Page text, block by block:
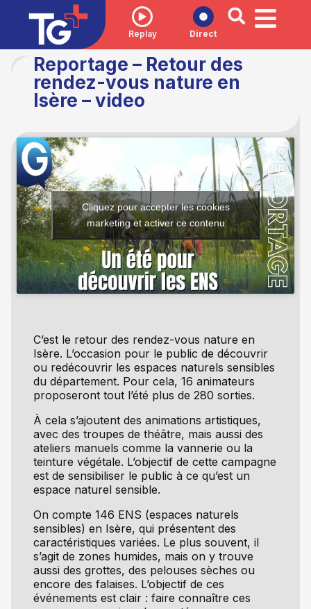
Replay Direct
Reportage – Retour des
rendez-vous nature en
Isère – video
C’est le retour des rendez-vous nature en
Isère. L’occasion pour le public de découvrir
ou redécouvrir les espaces naturels sensibles
du département. Pour cela, 16 animateurs
proposeront tout l’été plus de 280 sorties.
À cela s’ajoutent des animations artistiques,
avec des troupes de théâtre, mais aussi des
ateliers manuels comme la vannerie ou la
teinture végétale. L’objectif de cette campagne
est de sensibiliser le public à ce qu’est un
espace naturel sensible.
On compte 146 ENS (espaces naturels
sensibles) en Isère, qui présentent des
caractéristiques variées. Le plus souvent, il
s’agit de zones humides, mais on y trouve
aussi des grottes, des pelouses sèches ou
encore des falaises. L’objectif de ces
événements est clair : faire connaître ces
Cliquez pour accepter les cookies
marketing et activer ce contenu